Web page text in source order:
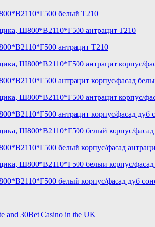
белый T210
антрацит T210
антрацит корпус/фасад
антрацит корпус/фасад дуб
белый корпус/фасад
белый корпус/фасад дуб
and 30Bet Casino in the UK